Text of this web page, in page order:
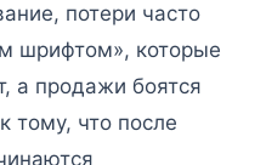
потери часто
шрифтом», которые
а продажи боятся
тому, что после